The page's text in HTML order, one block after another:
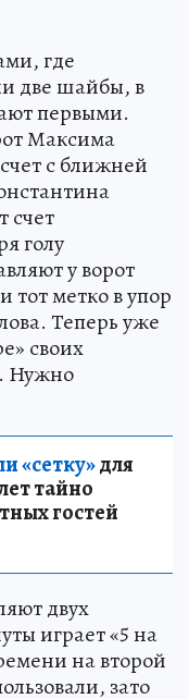
где
две шайбы, в
первыми.
Максима
с ближней
счет
голу
у ворот
тот метко в упор
Теперь уже
своих
Нужно
«сетку»для
тайно
гостей
двух
играет «5 на
на второй
зато